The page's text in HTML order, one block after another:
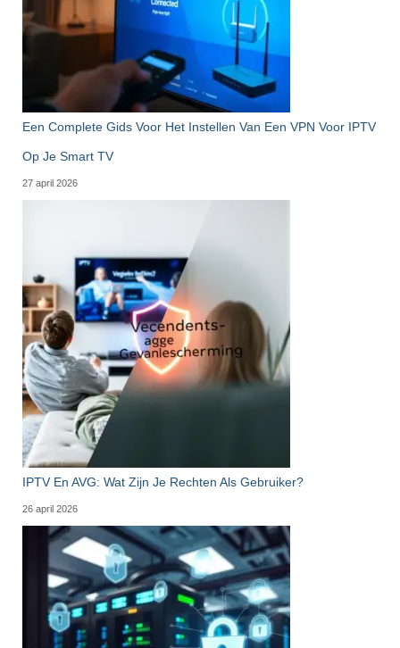
Een Complete Gids Voor Het Instellen Van Een VPN Voor IPTV
Op Je Smart TV
27 april 2026
IPTV En AVG: Wat Zijn Je Rechten Als Gebruiker?
26 april 2026